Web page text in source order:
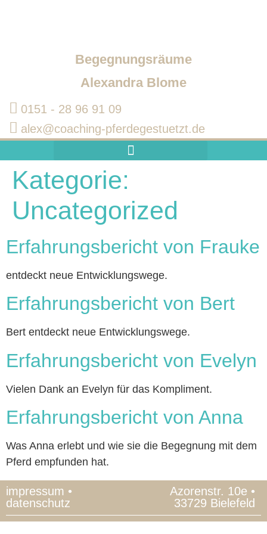
Begegnungsräume
Alexandra Blome
0151 - 28 96 91 09‬
alex@coaching-pferdegestuetzt.de
Kategorie:
Uncategorized
Erfahrungsbericht von Frauke
entdeckt neue Entwicklungswege.
Erfahrungsbericht von Bert
Bert entdeckt neue Entwicklungswege.
Erfahrungsbericht von Evelyn
Vielen Dank an Evelyn für das Kompliment.
Erfahrungsbericht von Anna
Was Anna erlebt und wie sie die Begegnung mit dem
Pferd empfunden hat.
impressum •
datenschutz
Azorenstr. 10e •
33729 Bielefeld